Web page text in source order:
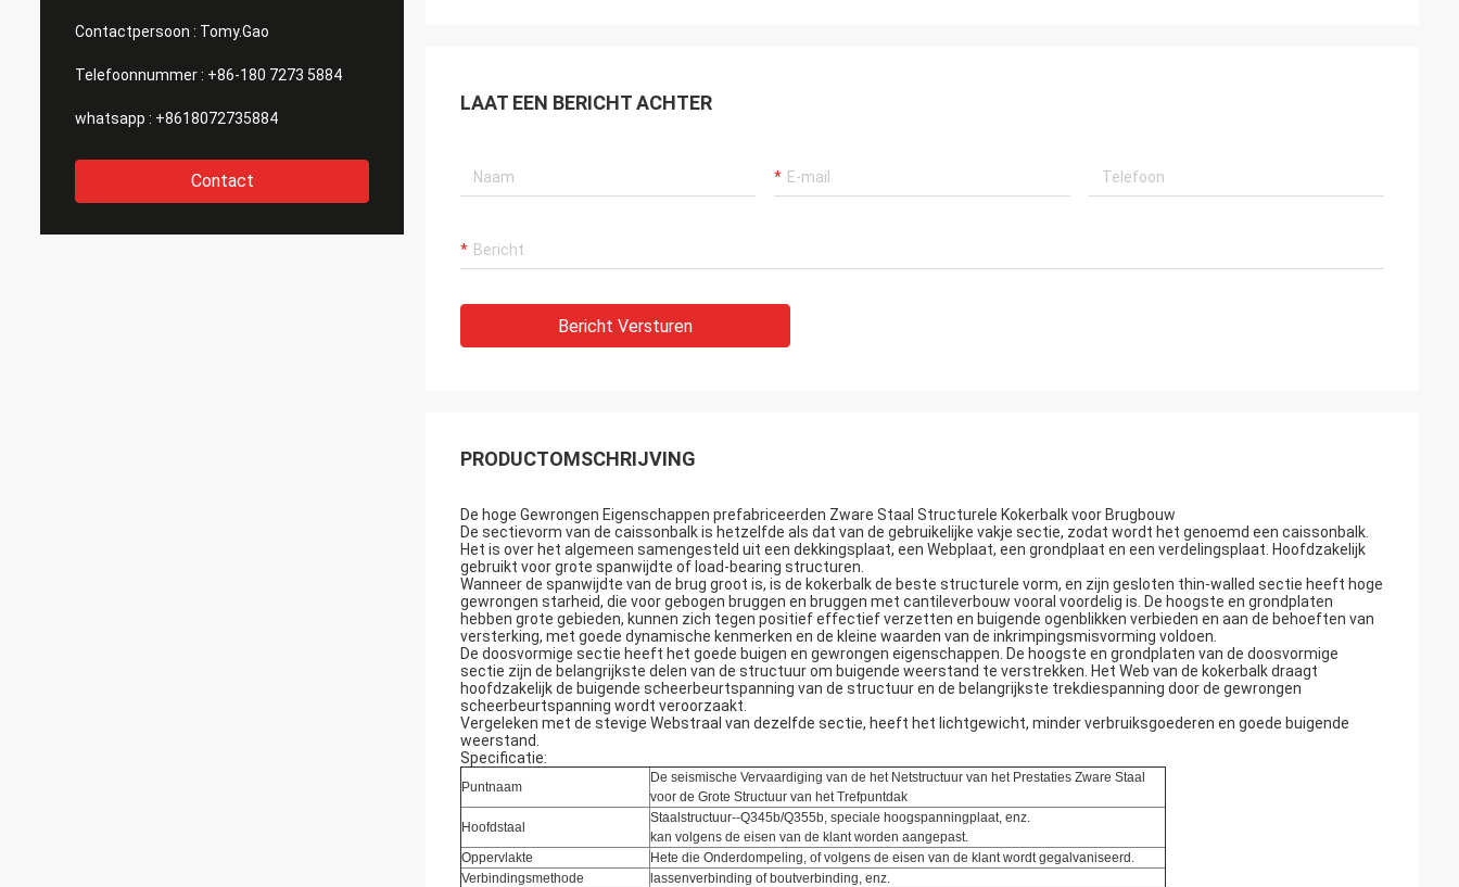
Contactpersoon : Tomy.Gao
Telefoonnummer : +86-180 7273 5884
whatsapp : +8618072735884
Contact
LAAT EEN BERICHT ACHTER
Bericht Versturen
PRODUCTOMSCHRIJVING
De hoge Gewrongen Eigenschappen prefabriceerden Zware Staal Structurele Kokerbalk voor Brugbouw
De sectievorm van de caissonbalk is hetzelfde als dat van de gebruikelijke vakje sectie, zodat wordt het genoemd een caissonbalk.
Het is over het algemeen samengesteld uit een dekkingsplaat, een Webplaat, een grondplaat en een verdelingsplaat. Hoofdzakelijk
gebruikt voor grote spanwijdte of load-bearing structuren.
Wanneer de spanwijdte van de brug groot is, is de kokerbalk de beste structurele vorm, en zijn gesloten thin-walled sectie heeft hoge
gewrongen starheid, die voor gebogen bruggen en bruggen met cantileverbouw vooral voordelig is. De hoogste en grondplaten
hebben grote gebieden, kunnen zich tegen positief effectief verzetten en buigende ogenblikken verbieden en aan de behoeften van
versterking, met goede dynamische kenmerken en de kleine waarden van de inkrimpingsmisvorming voldoen.
De doosvormige sectie heeft het goede buigen en gewrongen eigenschappen. De hoogste en grondplaten van de doosvormige
sectie zijn de belangrijkste delen van de structuur om buigende weerstand te verstrekken. Het Web van de kokerbalk draagt
hoofdzakelijk de buigende scheerbeurtspanning van de structuur en de belangrijkste trekdiespanning door de gewrongen
scheerbeurtspanning wordt veroorzaakt.
Vergeleken met de stevige Webstraal van dezelfde sectie, heeft het lichtgewicht, minder verbruiksgoederen en goede buigende
weerstand.
Specificatie:
Puntnaam
De seismische Vervaardiging van de het Netstructuur van het Prestaties Zware Staal
voor de Grote Structuur van het Trefpuntdak
Hoofdstaal
Staalstructuur--Q345b/Q355b, speciale hoogspanningplaat, enz.
kan volgens de eisen van de klant worden aangepast.
Oppervlakte
Hete die Onderdompeling, of volgens de eisen van de klant wordt gegalvaniseerd.
Verbindingsmethode
lassenverbinding of boutverbinding, enz.